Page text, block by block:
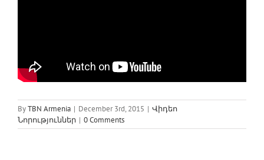
ByTBN Armenia | December 3rd, 2015 | Վիդեո
Նորություններ | 0 Comments